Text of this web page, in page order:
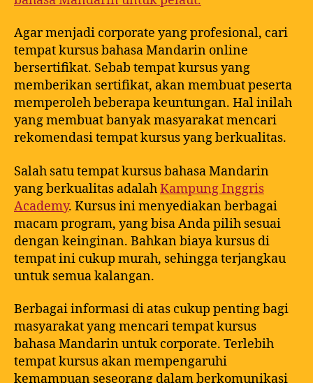
Agar menjadi corporate yang profesional, cari
tempat kursus bahasa Mandarin online
bersertifikat. Sebab tempat kursus yang
memberikan sertifikat, akan membuat peserta
memperoleh beberapa keuntungan. Hal inilah
yang membuat banyak masyarakat mencari
rekomendasi tempat kursus yang berkualitas.
Salah satu tempat kursus bahasa Mandarin
yang berkualitas adalahKampung Inggris
Academy. Kursus ini menyediakan berbagai
macam program, yang bisa Anda pilih sesuai
dengan keinginan. Bahkan biaya kursus di
tempat ini cukup murah, sehingga terjangkau
untuk semua kalangan.
Berbagai informasi di atas cukup penting bagi
masyarakat yang mencari tempat kursus
bahasa Mandarin untuk corporate. Terlebih
tempat kursus akan mempengaruhi
kemampuan seseorang dalam berkomunikasi